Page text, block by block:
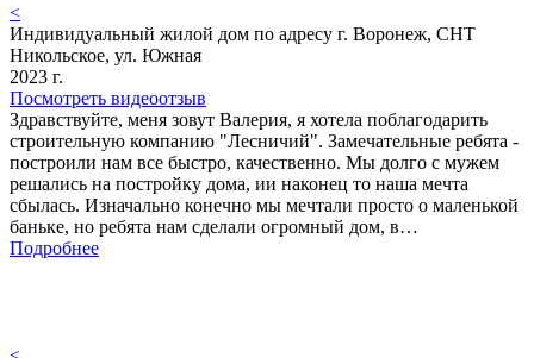
<
Индивидуальный жилой дом по адресу г. Воронеж, СНТ
Никольское, ул. Южная
2023 г.
Посмотреть видеоотзыв
Здравствуйте, меня зовут Валерия, я хотела поблагодарить
строительную компанию "Лесничий". Замечательные ребята -
построили нам все быстро, качественно. Мы долго с мужем
решались на постройку дома, ии наконец то наша мечта
сбылась. Изначально конечно мы мечтали просто о маленькой
баньке, но ребята нам сделали огромный дом, в…
Подробнее